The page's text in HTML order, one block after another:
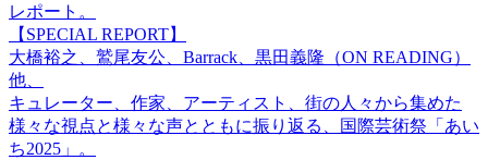
レポート。
【SPECIAL REPORT】
大橋裕之、鷲尾友公、Barrack、黒田義隆（ON READING）
他、
キュレーター、作家、アーティスト、街の人々から集めた
様々な視点と様々な声とともに振り返る、国際芸術祭「あい
ち2025」。